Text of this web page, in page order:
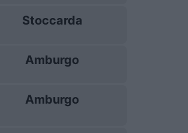
Stoccarda
Amburgo
Amburgo